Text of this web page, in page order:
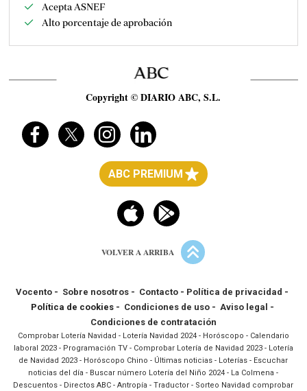
Acepta ASNEF
Alto porcentaje de aprobación
Copyright © DIARIO ABC, S.L.
ABC PREMIUM
VOLVER A ARRIBA
Vocento - Sobre nosotros - Contacto - Política de privacidad -
Política de cookies - Condiciones de uso- Aviso legal -
Condiciones de contratación
Comprobar Lotería Navidad - Lotería Navidad 2024- Horóscopo - Calendario
laboral 2023- Programación TV- Comprobar Lotería de Navidad 2023- Lotería
de Navidad 2023 - Horóscopo Chino - Últimas noticias - Loterías - Escuchar
noticias del día - Buscar número Lotería del Niño 2024 - La Colmena -
Descuentos - Directos ABC -Antropía -Traductor - Sorteo Navidad comprobar